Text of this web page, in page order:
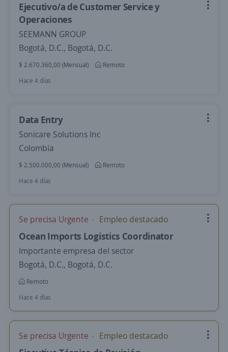
Ejecutivo/a de Customer Service y
Operaciones
SEEMANN GROUP
Bogotá, D.C., Bogotá, D.C.
$ 2.670.360,00 (Mensual)
Remoto
Hace 4 días
Data Entry
Sonicare Solutions Inc
Colombia
$ 2.500.000,00 (Mensual)
Remoto
Hace 4 días
Se precisa Urgente Empleo destacado
Ocean Imports Logistics Coordinator
Importante empresa del sector
Bogotá, D.C., Bogotá, D.C.
Remoto
Hace 4 días
Se precisa Urgente Empleo destacado